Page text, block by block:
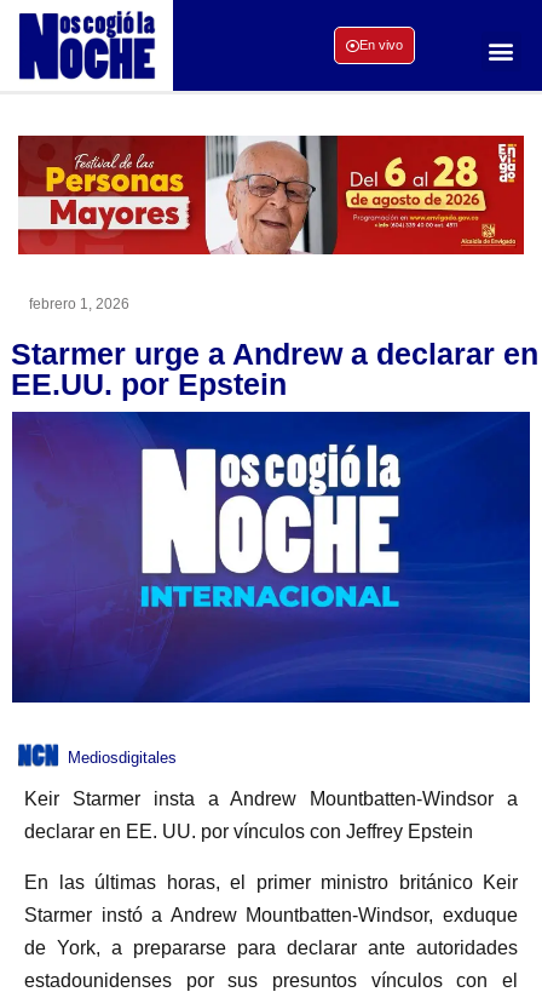
En vivo
febrero 1, 2026
Starmer urge a Andrew a declarar en
EE.UU. por Epstein
Mediosdigitales
Keir Starmer insta a Andrew Mountbatten-Windsor a
declarar en EE. UU. por vínculos con Jeffrey Epstein
En las últimas horas, el primer ministro británico Keir
Starmer instó a Andrew Mountbatten-Windsor, exduque
de York, a prepararse para declarar ante autoridades
estadounidenses por sus presuntos vínculos con el